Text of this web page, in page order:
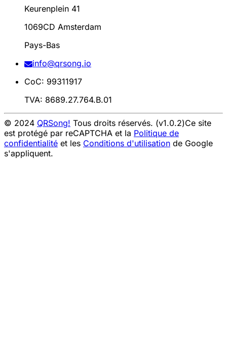
Keurenplein 41
1069CD Amsterdam
Pays-Bas
info@qrsong.io
CoC: 99311917
TVA: 8689.27.764.B.01
© 2024 QRSong! Tous droits réservés. (v1.0.2)Ce site
est protégé par reCAPTCHA et la Politique de
confidentialité et les Conditions d'utilisation de Google
s'appliquent.